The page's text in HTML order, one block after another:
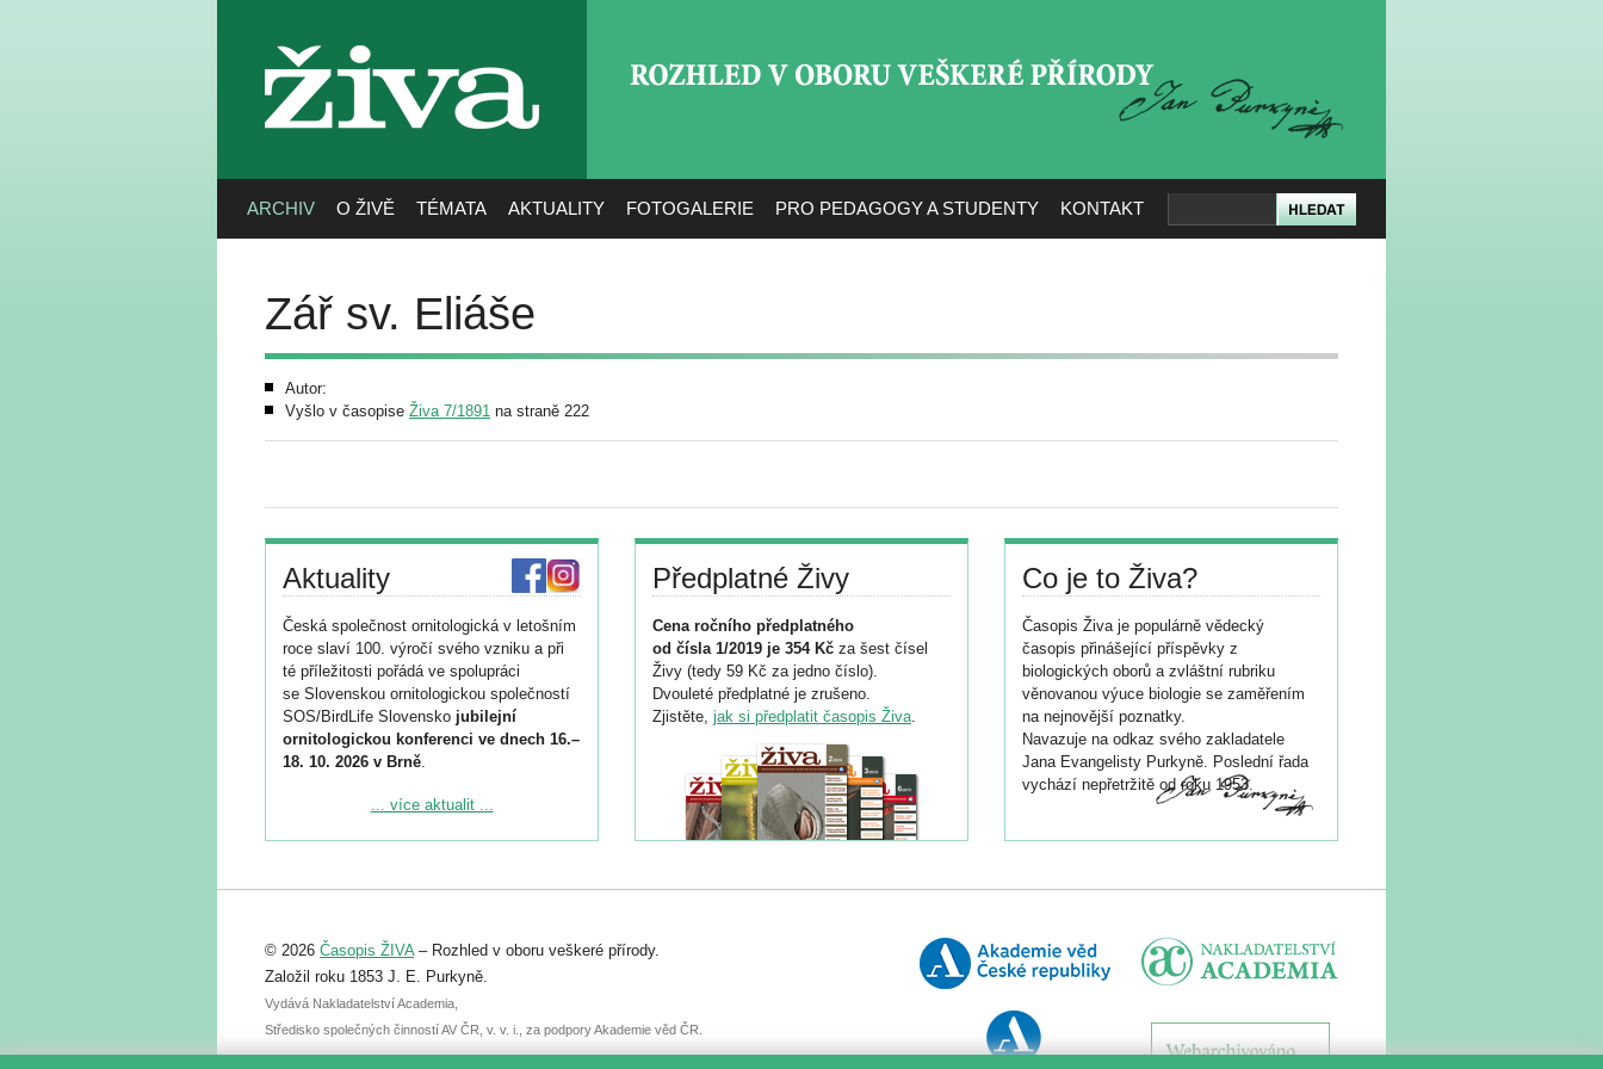
živa
ARCHIV O ŽIVĚ TÉMATA AKTUALITY FOTOGALERIE PRO PEDAGOGY A STUDENTY KONTAKT
Zář sv. Eliáše
Autor:
Vyšlo v časopise Živa 7/1891 na straně 222
Aktuality
Česká společnost ornitologická v letošním
roce slaví 100. výročí svého vzniku a při
té příležitosti pořádá ve spolupráci
se Slovenskou ornitologickou společností
SOS/BirdLife Slovensko jubilejní
ornitologickou konferenci ve dnech 16.–
18. 10. 2026 v Brně.
Podrobnější informace ke konferenci
Registrovat se můžete do 6. září.
abstraktu přihlášené přednášky nebo
posteru je už 30. června.
... více aktualit ...
Předplatné Živy
Cena ročního předplatného
od čísla 1/2019 je 354 Kč za šest čísel
Živy (tedy 59 Kč za jedno číslo).
Dvouleté předplatné je zrušeno.
Zjistěte, jak si předplatit časopis Živa.
Co je to Živa?
Časopis Živa je populárně vědecký
časopis přinášející příspěvky z
biologických oborů a zvláštní rubriku
věnovanou výuce biologie se zaměřením
na nejnovější poznatky.
Navazuje na odkaz svého zakladatele
Jana Evangelisty Purkyně. Poslední řada
vychází nepřetržitě od roku 1953.
© 2026 Časopis ŽIVA– Rozhled v oboru veškeré přírody.
Založil roku 1853 J. E. Purkyně.
Vydává Nakladatelství Academia,
Středisko společných činností AV ČR, v. v. i., za podpory Akademie věd ČR.